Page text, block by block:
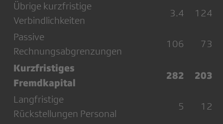
Übrige kurzfristige
Verbindlichkeiten
3.4 124
Passive
Rechnungsabgrenzungen
106 73
Kurzfristiges
Fremdkapital
282 203
Langfristige
Rückstellungen Personal
5 12